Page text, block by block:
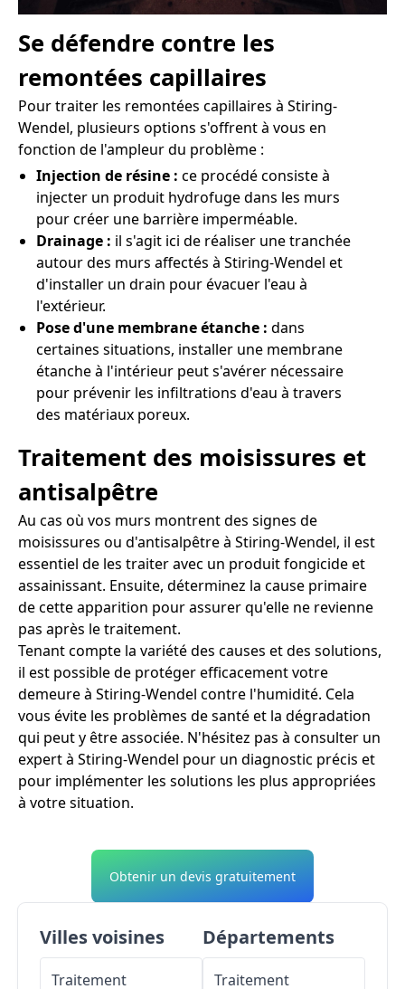
Se défendre contre les
remontées capillaires
Pour traiter les remontées capillaires à Stiring-
Wendel, plusieurs options s'offrent à vous en
fonction de l'ampleur du problème :
Injection de résine : ce procédé consiste à
injecter un produit hydrofuge dans les murs
pour créer une barrière imperméable.
Drainage : il s'agit ici de réaliser une tranchée
autour des murs affectés à Stiring-Wendel et
d'installer un drain pour évacuer l'eau à
l'extérieur.
Pose d'une membrane étanche : dans
certaines situations, installer une membrane
étanche à l'intérieur peut s'avérer nécessaire
pour prévenir les infiltrations d'eau à travers
des matériaux poreux.
Traitement des moisissures et
antisalpêtre
Au cas où vos murs montrent des signes de
moisissures ou d'antisalpêtre à Stiring-Wendel, il est
essentiel de les traiter avec un produit fongicide et
assainissant. Ensuite, déterminez la cause primaire
de cette apparition pour assurer qu'elle ne revienne
pas après le traitement.
Tenant compte la variété des causes et des solutions,
il est possible de protéger efficacement votre
demeure à Stiring-Wendel contre l'humidité. Cela
vous évite les problèmes de santé et la dégradation
qui peut y être associée. N'hésitez pas à consulter un
expert à Stiring-Wendel pour un diagnostic précis et
pour implémenter les solutions les plus appropriées
à votre situation.
Obtenir un devis gratuitement
Villes voisines
Traitement
Départements
Traitement